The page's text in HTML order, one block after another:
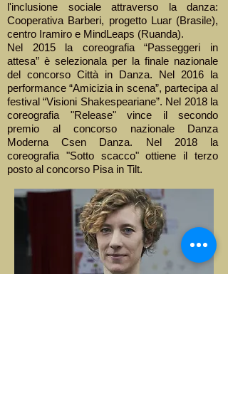
l'inclusione sociale attraverso la danza:
Cooperativa Barberi, progetto Luar (Brasile),
centro Iramiro e MindLeaps (Ruanda).
Nel 2015 la coreografia “Passeggeri in
attesa” è selezionala per la finale nazionale
del concorso Città in Danza. Nel 2016 la
performance “Amicizia in scena”, partecipa al
festival “Visioni Shakespeariane”. Nel 2018 la
coreografia "Release" vince il secondo
premio al concorso nazionale Danza
Moderna Csen Danza. Nel 2018 la
coreografia "Sotto scacco" ottiene il terzo
posto al concorso Pisa in Tilt.